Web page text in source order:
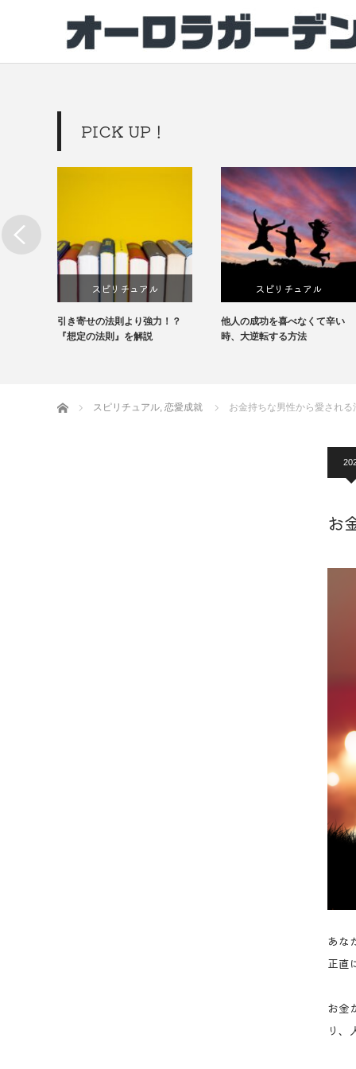
PICK UP！
スピリチュアル
引き寄せの法則より強力！？
『想定の法則』を解説
スピリチュアル
他人の成功を喜べなくて辛い
時、大逆転する方法
チ
ホーム スピリチュアル, 恋愛成就 お金持ちな男性から愛される
お
あな
正直
お金
り、